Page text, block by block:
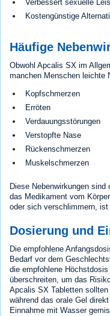
Verbessert sexuelle
Kostengünstige
Häufige
Obwohl Apcalis SX im
manchen Menschen leichte
Kopfschmerzen
Erröten
Verdauungsstörungen
Verstopfte Nase
Rückenschmerzen
Muskelschmerzen
Diese Nebenwirkungen
das Medikament vom
oder sich verschlimmern,
Dosierung und
Die empfohlene
Bedarf vor dem
die empfohlene
überschreiten, um das
Apcalis SX Tabletten
während das orale Gel
Einnahme mit Wasser